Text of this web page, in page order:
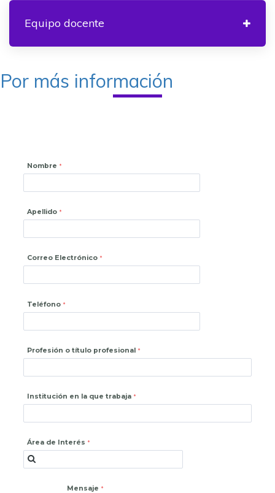
Equipo docente
Por más información
Nombre
Apellido
Correo Electrónico
Teléfono
Profesión o título profesional
Institución en la que trabaja
Área de Interés
Mensaje